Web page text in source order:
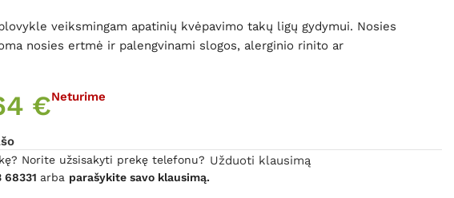
veiksmingam apatinių kvėpavimo takų ligų gydymui. Nosies
nosies ertmė ir palengvinami slogos, alerginio rinito ar
€Neturime
Norite užsisakyti prekę telefonu?
68331 arba parašykite savo klausimą.
Užduoti klausimą